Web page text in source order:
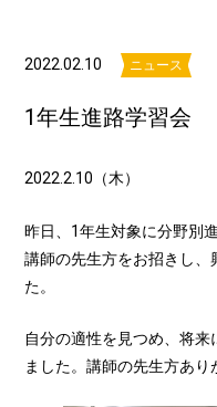
2022.02.10 ニュース
1年生進路学習会
2022.2.10（木）
昨日、1年生対象に分野別
講師の先生方をお招きし、
た。
自分の適性を見つめ、将
ました。講師の先生方あり